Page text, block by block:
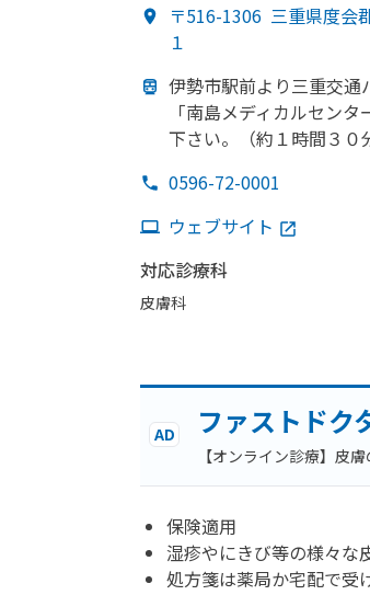
〒516-1306 三重県度会
１
伊勢市駅前より三重交通
「南島メディカルセンタ
下さい。
（約１時間３０
0596-72-0001
ウェブサイト
対応診療科
皮膚科
AD ファストドク
【オンライン診療】皮
保険適用
湿疹やにきび等の様々な
処方箋は薬局か宅配で受